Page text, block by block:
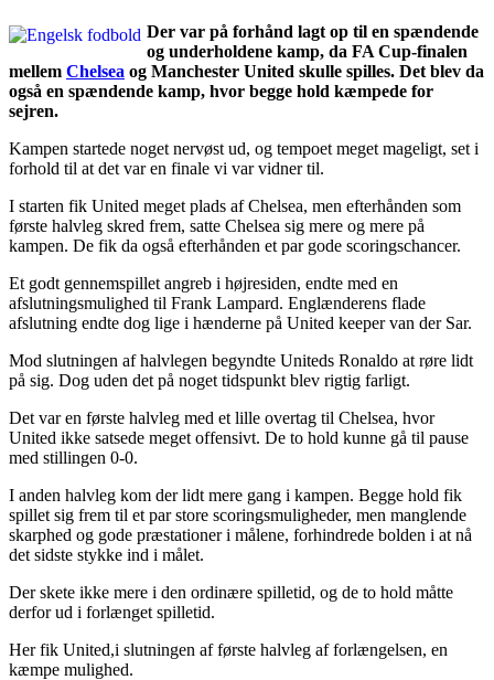
Der var på forhånd lagt op til en spændende
og underholdene kamp, da FA Cup-finalen
mellem Chelsea og Manchester United skulle spilles. Det blev da
også en spændende kamp, hvor begge hold kæmpede for
sejren.
Kampen startede noget nervøst ud, og tempoet meget mageligt, set i
forhold til at det var en finale vi var vidner til.
I starten fik United meget plads af Chelsea, men efterhånden som
første halvleg skred frem, satte Chelsea sig mere og mere på
kampen. De fik da også efterhånden et par gode scoringschancer.
Et godt gennemspillet angreb i højresiden, endte med en
afslutningsmulighed til Frank Lampard. Englænderens flade
afslutning endte dog lige i hænderne på United keeper van der Sar.
Mod slutningen af halvlegen begyndte Uniteds Ronaldo at røre lidt
på sig. Dog uden det på noget tidspunkt blev rigtig farligt.
Det var en første halvleg med et lille overtag til Chelsea, hvor
United ikke satsede meget offensivt. De to hold kunne gå til pause
med stillingen 0-0.
I anden halvleg kom der lidt mere gang i kampen. Begge hold fik
spillet sig frem til et par store scoringsmuligheder, men manglende
skarphed og gode præstationer i målene, forhindrede bolden i at nå
det sidste stykke ind i målet.
Der skete ikke mere i den ordinære spilletid, og de to hold måtte
derfor ud i forlænget spilletid.
Her fik United,i slutningen af første halvleg af forlængelsen, en
kæmpe mulighed.